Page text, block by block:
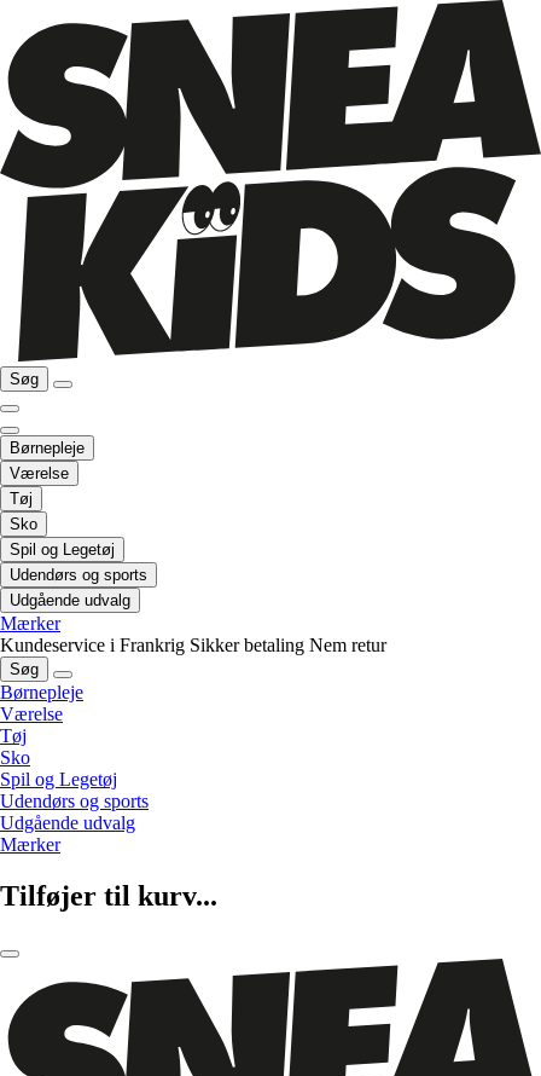
Søg
Børnepleje
Værelse
Tøj
Sko
Spil og Legetøj
Udendørs og sports
Udgående udvalg
Mærker
Kundeservice i Frankrig Sikker betaling Nem retur
Søg
Børnepleje
Værelse
Tøj
Sko
Spil og Legetøj
Udendørs og sports
Udgående udvalg
Mærker
Tilføjer til kurv...